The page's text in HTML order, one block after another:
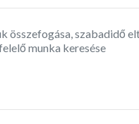
összefogása, szabadidő
munka keresése